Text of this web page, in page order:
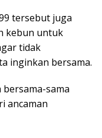
tersebut juga
kebun untuk
tidak
inginkan bersama.
sama
ancaman